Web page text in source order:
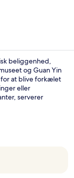
beliggenhed,
og Guan Yin
for at blive forkælet
eller
serverer
tæller en
Rejsende
og